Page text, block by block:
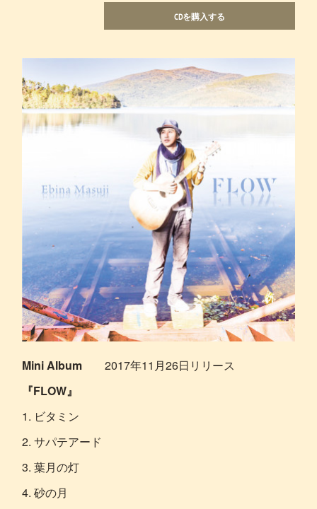
CDを購入する
Mini Album2017年11月26日リリース
『FLOW』
1. ビタミン
2. サパテアード
3. 葉月の灯
4. 砂の月